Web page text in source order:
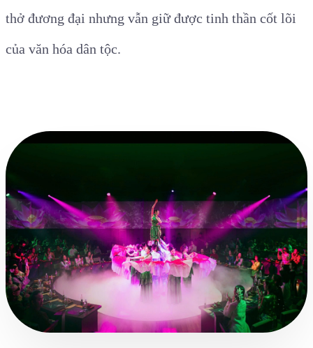
thở đương đại nhưng vẫn giữ được tinh thần cốt lõi
của văn hóa dân tộc.